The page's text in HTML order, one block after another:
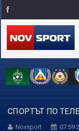
СПОРТЪТ ПО
Novsport 07:59